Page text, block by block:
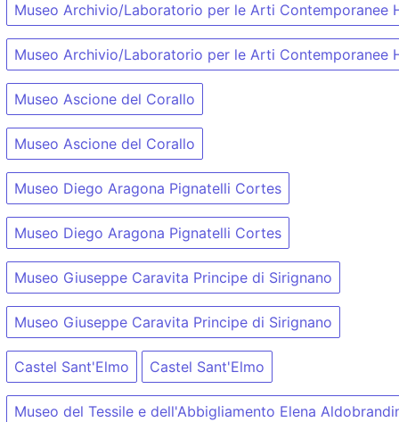
Museo Archivio/Laboratorio per le Arti Contemporanee
Museo Archivio/Laboratorio per le Arti Contemporanee
Museo Ascione del Corallo
Museo Ascione del Corallo
Museo Diego Aragona Pignatelli Cortes
Museo Diego Aragona Pignatelli Cortes
Museo Giuseppe Caravita Principe di Sirignano
Museo Giuseppe Caravita Principe di Sirignano
Castel Sant'Elmo Castel Sant'Elmo
Museo del Tessile e dell'Abbigliamento Elena